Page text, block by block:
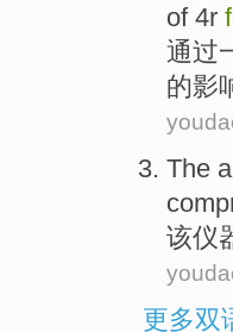
of 4r
通过
的影
The
该仪
更多双